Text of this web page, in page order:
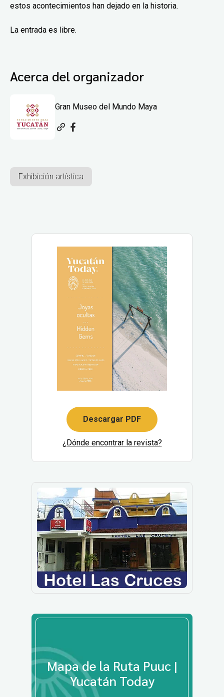
estos acontecimientos han dejado en la historia.
La entrada es libre.
Acerca del organizador
Gran Museo del Mundo Maya
Exhibición artística
Descargar PDF
¿Dónde encontrar la revista?
Mapa de la Ruta Puuc |
Yucatán Today